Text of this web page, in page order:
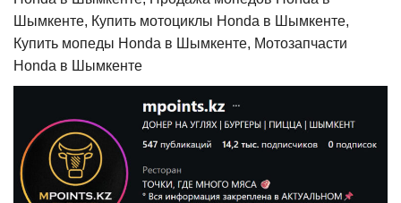
Шымкенте, Купить мотоциклы Honda в Шымкенте,
Купить мопеды Honda в Шымкенте, Мотозапчасти
Honda в Шымкенте